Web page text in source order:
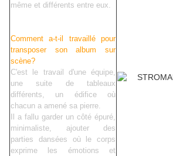
même et différents entre eux.
Comment a-t-il travaillé pour
transposer son album sur
scène?
C'est le travail d'une équipe,
une suite de tableaux
différents, un édifice où
chacun a amené sa pierre.
Il a fallu garder un côté épuré,
minimaliste, ajouter des
parties dansées où le corps
exprime les émotions et